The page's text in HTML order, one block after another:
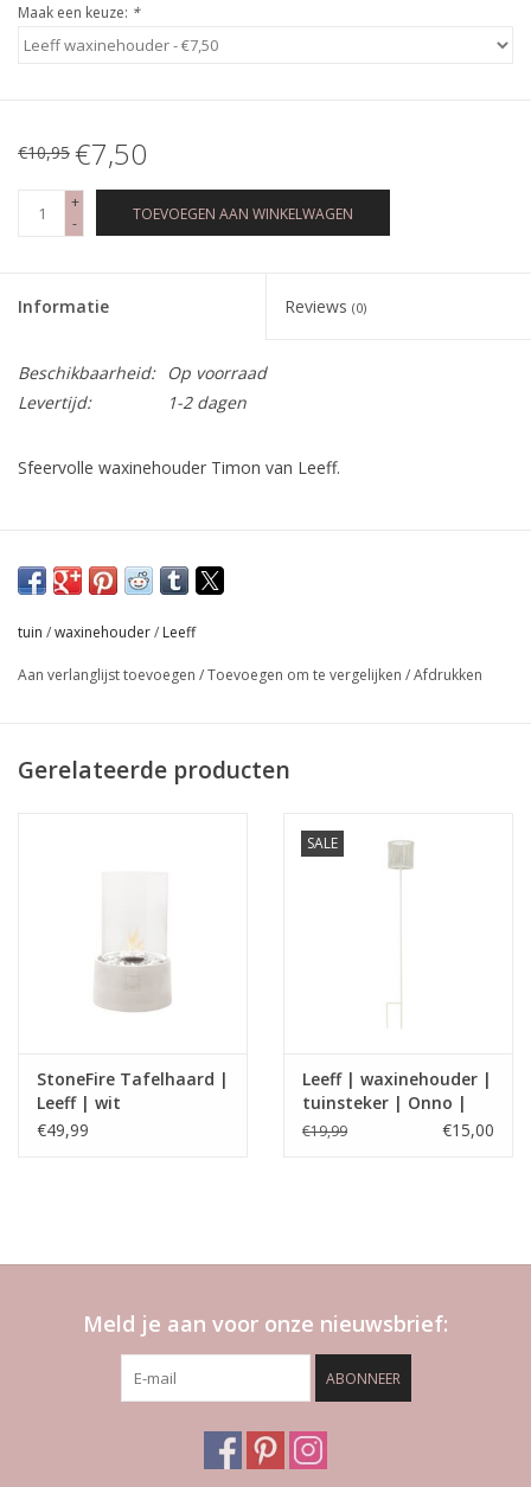
Maak een keuze: *
€10,95 €7,50
+
-
TOEVOEGEN AAN WINKELWAGEN
Informatie Reviews (0)
Beschikbaarheid:
Op voorraad
Levertijd:
1-2 dagen
Sfeervolle waxinehouder Timon van Leeff.
Materiaal : metaal, glas
tuin /waxinehouder/ Leeff
Aan verlanglijst toevoegen /Toevoegen om te vergelijken /Afdrukken
Gerelateerde producten
StoneFire Tafelhaard |
Leeff | wit
€49,99
SALE
Leeff | waxinehouder |
tuinsteker | Onno |
Wit
€19,99 €15,00
Meld je aan voor onze nieuwsbrief:
ABONNEER